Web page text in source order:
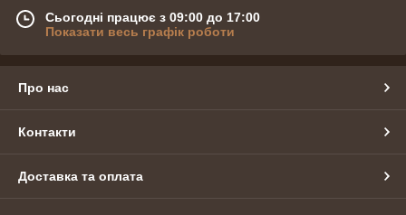
Сьогодні працює з 09:00 до 17:00
Показати весь графік роботи
Про нас
Контакти
Доставка та оплата